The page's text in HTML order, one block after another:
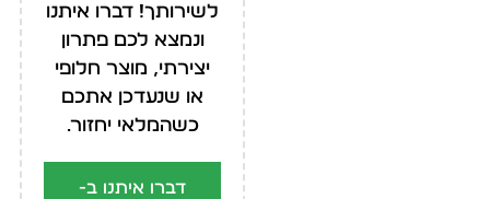
לשירותך! דברו איתנו
ונמצא לכם פתרון
יצירתי, מוצר חלופי
או שנעדכן אתכם
כשהמלאי יחזור.
דברו איתנו ב-